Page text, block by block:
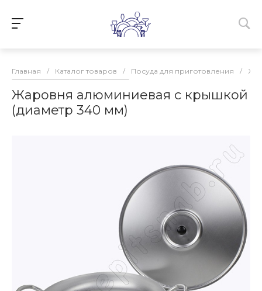
Главная / Каталог товаров / Посуда для приготовления /
Жаровня алюминиевая с крышкой
(диаметр 340 мм)